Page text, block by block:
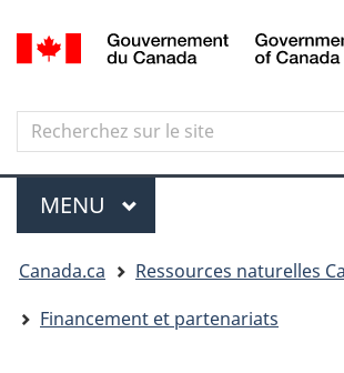
Aller
au
principal
Skip
to
Passer
à
version
simplifiée
Search
Recherchez
sur
le
site
Menu
MENU PRINCIPAL
êtes
ici
Canada.ca
Ressources naturelles
Financement et partenariats